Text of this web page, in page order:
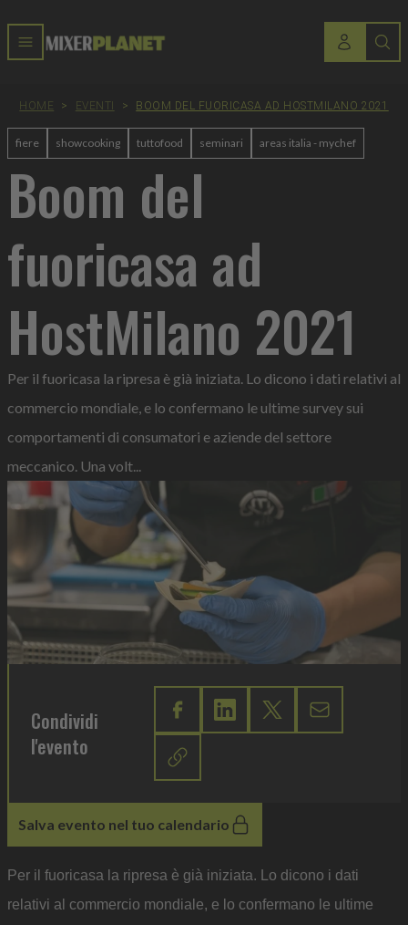
HOME > EVENTI > BOOM DEL FUORICASA AD HOSTMILANO 2021
fiere showcooking tuttofood seminari areas italia - mychef
Boom del
fuoricasa ad
HostMilano 2021
Per il fuoricasa la ripresa è già iniziata. Lo dicono i dati relativi al
commercio mondiale, e lo confermano le ultime survey sui
comportamenti di consumatori e aziende del settore
meccanico. Una volt...
Condividi
l'evento
Salva evento nel tuo calendario
Per il fuoricasa la ripresa è già iniziata. Lo dicono i dati
relativi al commercio mondiale, e lo confermano le ultime